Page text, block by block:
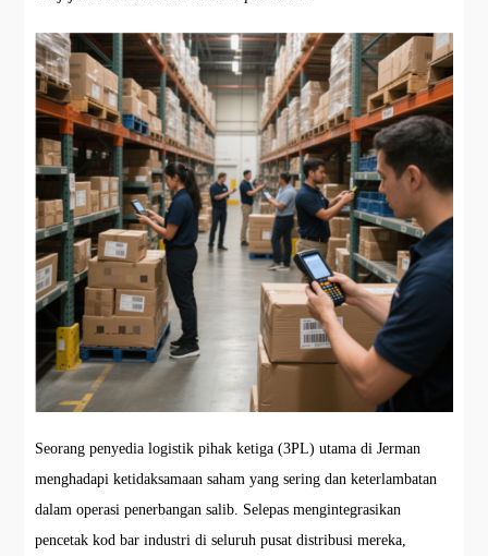
Seorang penyedia logistik pihak ketiga (3PL) utama di Jerman
menghadapi ketidaksamaan saham yang sering dan keterlambatan
dalam operasi penerbangan salib. Selepas mengintegrasikan
pencetak kod bar industri di seluruh pusat distribusi mereka,